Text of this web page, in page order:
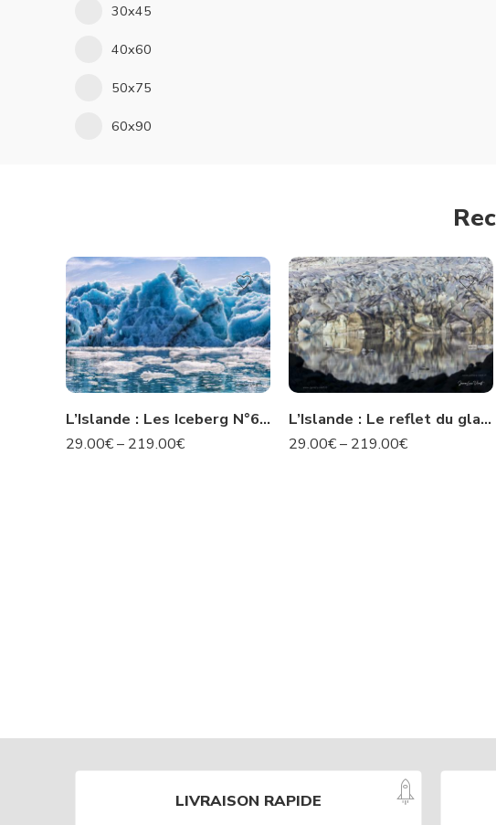
30x45
40x60
50x75
60x90
L’Islande : Les Iceberg N°63 IS
29.00€– 219.00€
L’Islande : Le reflet du glacier -N° 22 IS
29.00€– 219.00€
LIVRAISON RAPIDE